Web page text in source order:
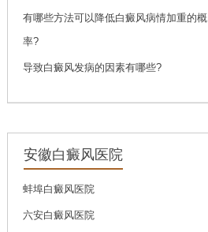
刘斌，中共党员，毕
问诊
有哪些方法可以降低白癜风病情加重的概
率?
导致白癜风发病的因素有哪些?
安徽白癜风医院
蚌埠白癜风医院
六安白癜风医院